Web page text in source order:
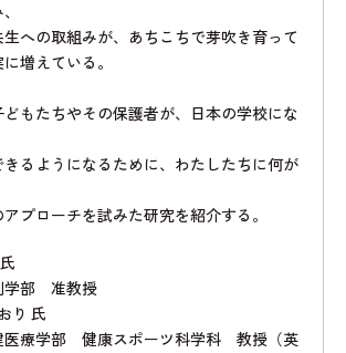
への取組みが、あちこちで芽吹き育って
増えている。
もたちやその保護者が、日本の学校にな
るようになるために、わたしたちに何が
プローチを試みた研究を紹介する。
学部 准教授
り 氏
療学部 健康スポーツ科学科 教授（英